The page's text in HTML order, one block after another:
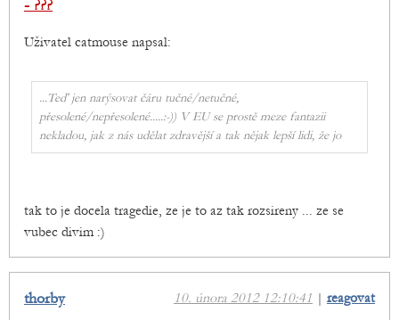
- ???
Uživatel catmouse napsal:
...Teď jen narýsovat čáru tučné/netučné,
přesolené/nepřesolené.....:-)) V EU se prostě meze fantazii
nekladou, jak z nás udělat zdravější a tak nějak lepší lidi, že jo
tak to je docela tragedie, ze je to az tak rozsireny ... ze se
vubec divim :)
10. února 2012 12:10:41 | reagovat
thorby